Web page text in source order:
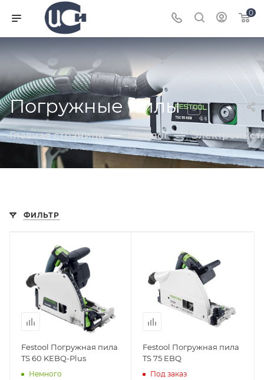
0
Погружные пилы 6
Главная страница — Каталог —
ФИЛЬТР
Festool Погружная пила
TS 60 KEBQ-Plus
Немного
Festool Погружная пила
TS 75 EBQ
Под заказ